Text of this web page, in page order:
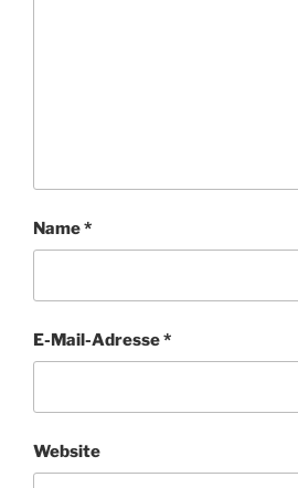
Name*
E-Mail-Adresse*
Website